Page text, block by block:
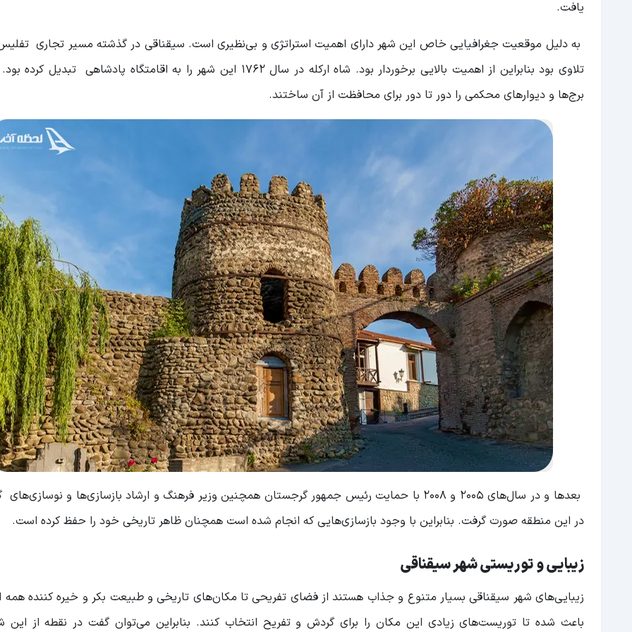
یافت.
به دلیل موقعیت جغرافیایی خاص این شهر دارای اهمیت استراتژی و بی‌نظیری است. سیقناقی در گذشته مسیر تجاری
تلاوی بود بنابراین از اهمیت بالایی برخوردار بود. شاه ارکله در سال ۱۷۶۲ این شهر را به اقامتگاه پادشاهی
برج‌ها و دیوارهای محکمی را دور تا دور برای محافظت از آن ساختند.
بعد‌ها و در سال‌های ۲۰۰۵ و ۲۰۰۸ با حمایت رئیس جمهور گرجستان همچنین وزیر فرهنگ و ارشاد بازسازی‌ها و
در این منطقه صورت گرفت. بنابراین با وجود بازسازی‌هایی که انجام شده است همچنان ظاهر تاریخی خود را حفظ کرده است.
زیبایی و توریستی شهر سیقناقی
زیبایی‌های شهر سیقناقی بسیار متنوع و جذاب هستند از فضای تفریحی تا مکان‌های تاریخی و طبیعت بکر و خیره کننده همه
باعث شده تا توریست‌های زیادی این مکان را برای گردش و تفریح انتخاب کنند. بنابراین می‌توان گفت در نقطه از این